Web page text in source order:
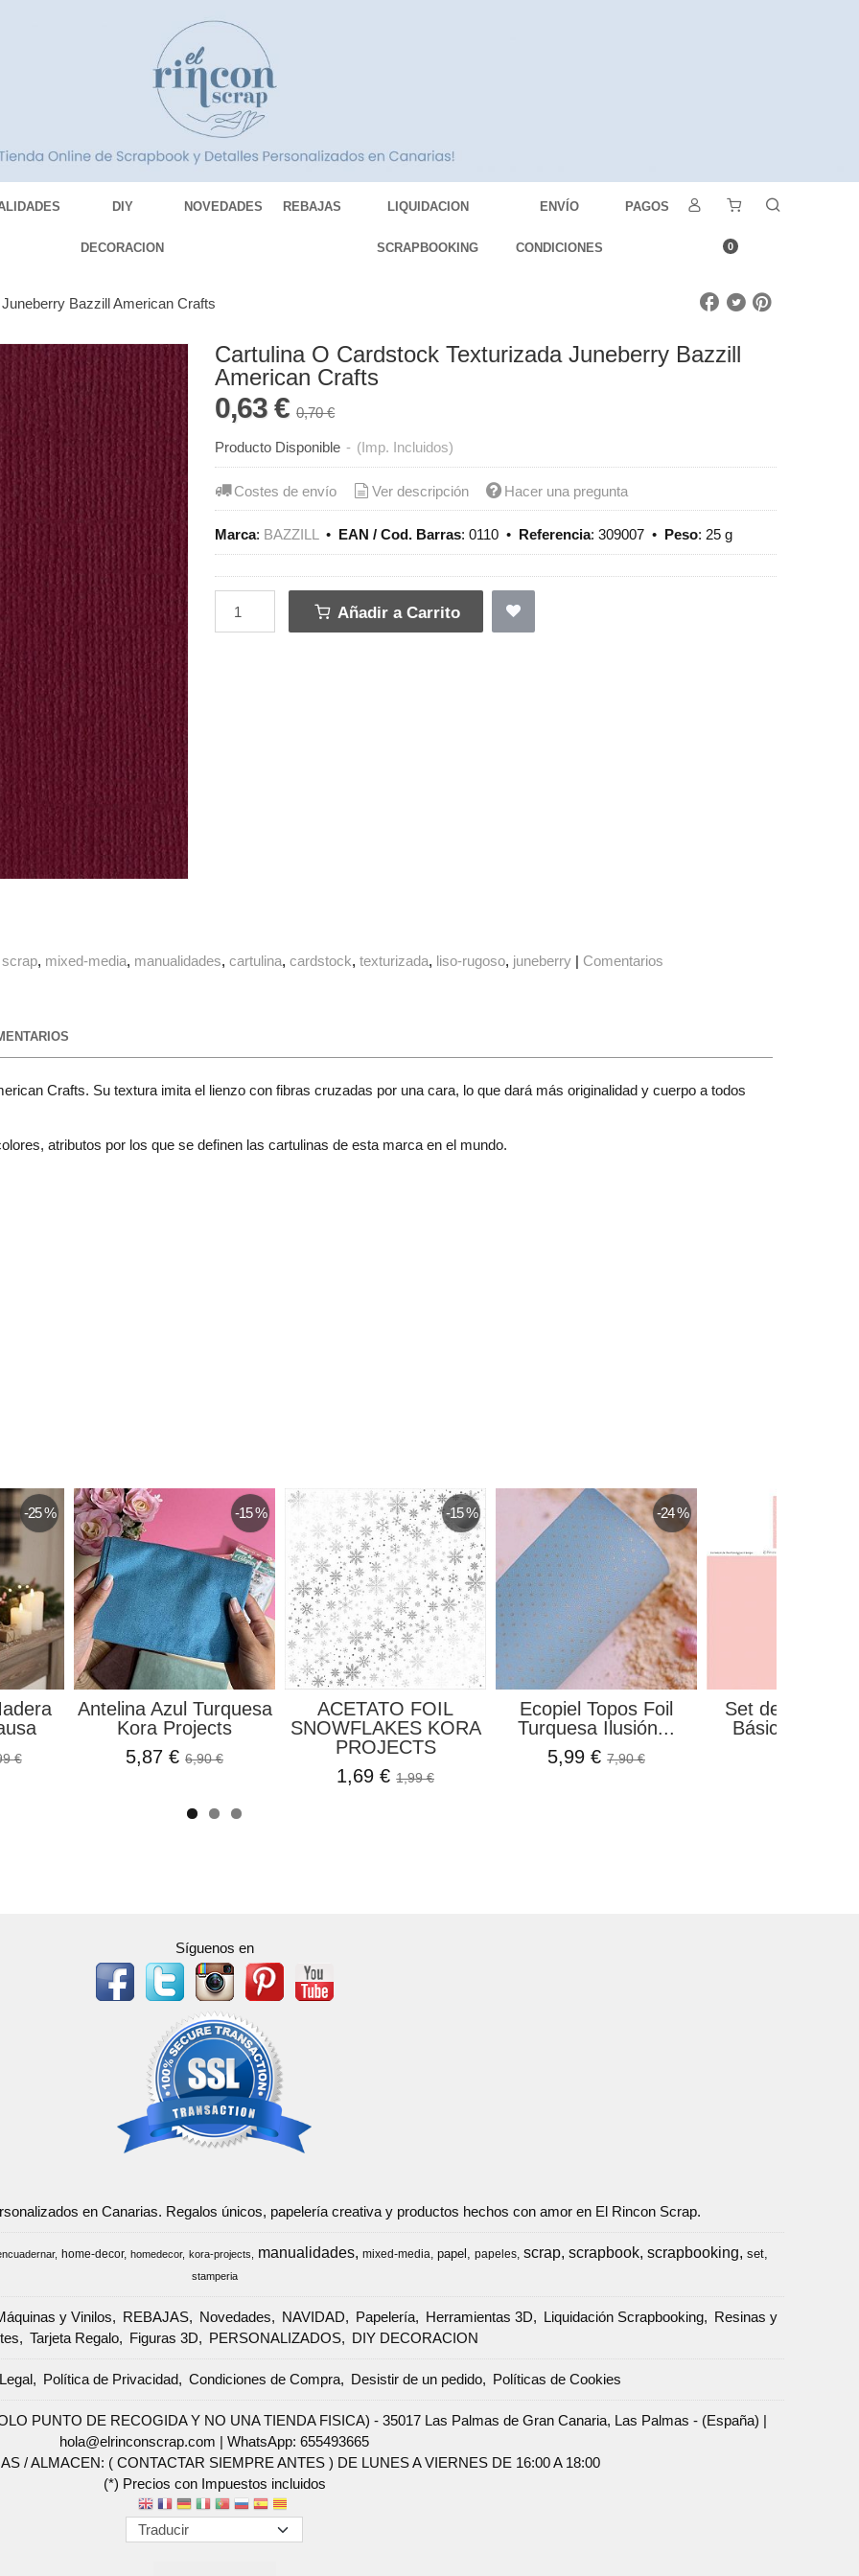
DIY
DECORACION
NOVEDADES REBAJAS LIQUIDACION
SCRAPBOOKING
ENVÍO
CONDICIONES
PAGOS
0
Bazzill American Crafts
Cartulina O Cardstock Texturizada Juneberry Bazzill
American Crafts
0,63 €0,70 €
Producto Disponible - (Imp. Incluidos)
Costes de envío Ver descripción Hacer una pregunta
Marca: BAZZILL • EAN / Cod. Barras:0110 • Referencia:309007 • Peso: 25 g
Añadir a Carrito
scrap mixed-media manualidades cartulina cardstock texturizada liso-rugoso juneberry | Comentarios
Crafts. Su textura imita el lienzo con fibras cruzadas por una cara, lo que dará más originalidad y cuerpo a todos
atributos por los que se definen las cartulinas de esta marca en el mundo.
-25 %
€
-15 %
Antelina Azul Turquesa
Kora Projects
5,87 €6,90 €
-15 %
ACETATO FOIL
SNOWFLAKES KORA
PROJECTS
1,69 €1,99 €
-24 %
Ecopiel Topos Foil
Turquesa Ilusión...
5,99 €7,90 €
Set de Papeles
Básicos de
Síguenos en
en Canarias. Regalos únicos, papelería creativa y productos hechos con amor en El Rincon Scrap.
home-decor homedecor kora-projects manualidades mixed-media papel papeles scrap scrapbook scrapbooking set
stamperia
y Vinilos REBAJAS Novedades NAVIDAD Papelería Herramientas 3D Liquidación Scrapbooking
Resinas y
Tarjeta Regalo Figuras 3D PERSONALIZADOS DIY DECORACION
Política de Privacidad Condiciones de Compra Desistir de un pedido Políticas de Cookies
PUNTO DE RECOGIDA Y NO UNA TIENDA FISICA) - 35017 Las Palmas de Gran Canaria, Las Palmas - (España) |
hola@elrinconscrap.com |WhatsApp: 655493665
/ ALMACEN: ( CONTACTAR SIEMPRE ANTES ) DE LUNES A VIERNES DE 16:00 A 18:00
(*) Precios con Impuestos incluidos